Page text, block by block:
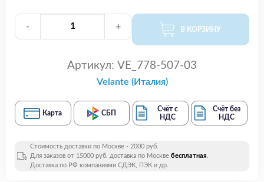
- + В КОРЗИНУ
Артикул: VE_778-507-03
Velante (Италия)
Карта СБП
Счёт с
НДС
Счёт без
НДС
Стоимость доставки по Москве - 2000 руб.
Для заказов от 15000 руб. доставка по Москве бесплатная.
Доставка по РФ компаниями СДЭК, ПЭК и др.